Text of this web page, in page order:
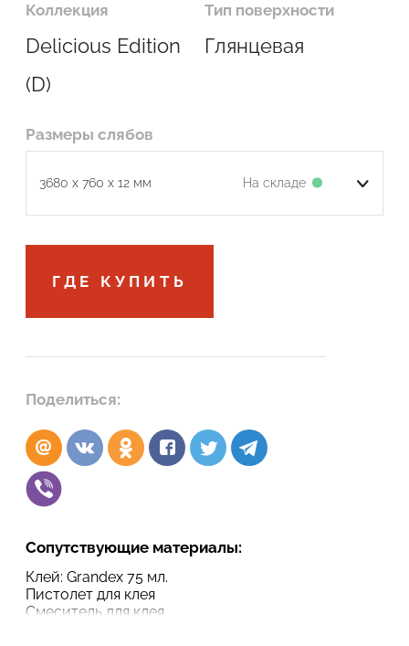
Коллекция
Delicious Edition
(D)
Тип поверхности
Глянцевая
Размеры слябов
3680 x 760 x 12 мм На складе
ГДЕ КУПИТЬ
Поделиться:
Сопутствующие материалы:
Клей: Grandex 75 мл.
Пистолет для клея
Смеситель для клея
Подтвердите, что вы не робот
ОТПРАВИТЬ ЗАЯВКУ
Подтвердите, что вы не робот
ОТПРАВИТЬ ПРОЕКТ
Подтвердите, что вы не робот